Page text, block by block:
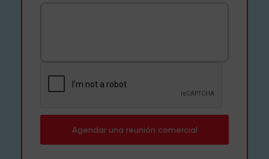
Agendar una reunión comercial